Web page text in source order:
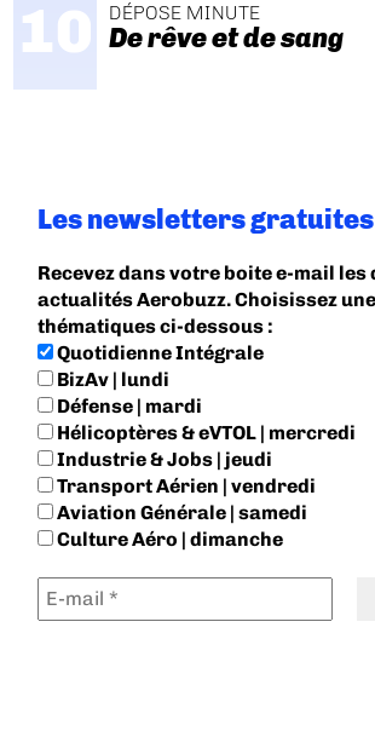
DÉPOSE MINUTE
De rêve et de sang
Les newsletters gratuites
Recevez dans votre boite e-mail
actualités Aerobuzz. Choisissez
thématiques ci-dessous :
Quotidienne Intégrale
BizAv | lundi
Défense | mardi
Hélicoptères & eVTOL | mercredi
Industrie & Jobs | jeudi
Transport Aérien | vendredi
Aviation Générale | samedi
Culture Aéro | dimanche